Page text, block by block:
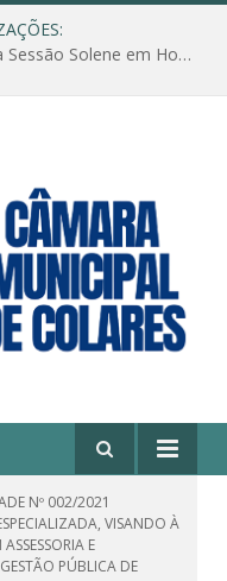
Câmara Municipal de Colares realiza Sessão Solene em Homenagem ao Dia das Mães
Nº 002/2021
VISANDO À
E
PÚBLICA DE